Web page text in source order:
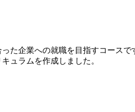
た企業への就職を目指すコース
ュラムを作成しました。